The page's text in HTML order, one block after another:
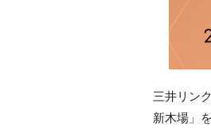
三井リン
新木場」